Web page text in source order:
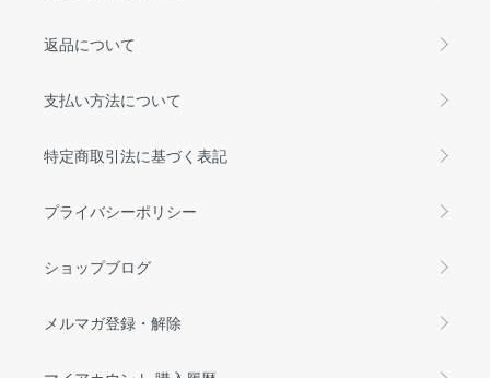
返品について
支払い方法について
特定商取引法に基づく表記
プライバシーポリシー
ショップブログ
メルマガ登録・解除